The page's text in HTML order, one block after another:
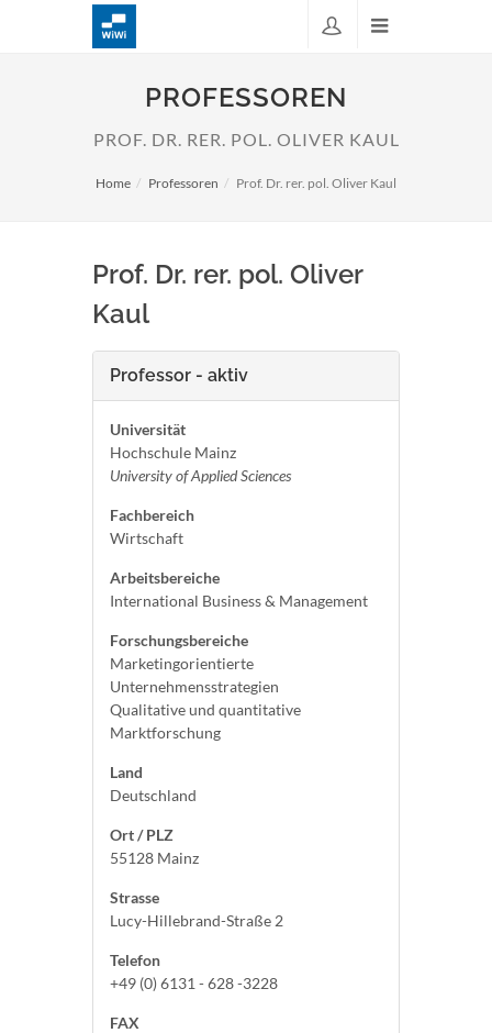
PROFESSOREN
PROF. DR. RER. POL. OLIVER KAUL
Home Professoren Prof. Dr. rer. pol. Oliver Kaul
Prof. Dr. rer. pol. Oliver
Kaul
Professor - aktiv
Universität
Hochschule Mainz
University of Applied Sciences
Fachbereich
Wirtschaft
Arbeitsbereiche
International Business & Management
Forschungsbereiche
Marketingorientierte
Unternehmensstrategien
Qualitative und quantitative
Marktforschung
Land
Deutschland
Ort / PLZ
55128 Mainz
Strasse
Lucy-Hillebrand-Straße 2
Telefon
+49 (0) 6131 - 628 -3228
FAX